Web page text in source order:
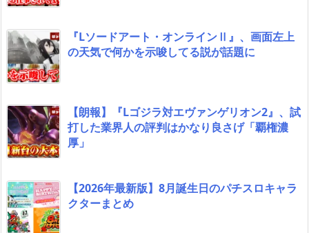
『Lソードアート・オンラインⅡ』、画面左上
の天気で何かを示唆してる説が話題に
【朗報】『Lゴジラ対エヴァンゲリオン2』、試
打した業界人の評判はかなり良さげ「覇権濃
厚」
【2026年最新版】8月誕生日のパチスロキャラ
クターまとめ